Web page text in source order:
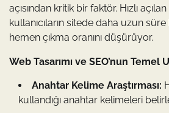
açısından kritik bir faktör. Hızlı
kullanıcıların sitede daha uzun süre
hemen çıkma oranını düşürüyor.
Web Tasarımı ve SEO’nun Temel
Anahtar Kelime Araştırması:
kullandığı anahtar kelimeleri